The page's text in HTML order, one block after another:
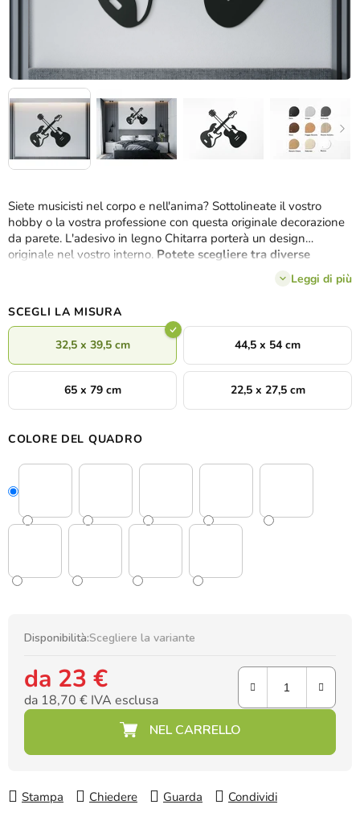
Siete musicisti nel corpo e nell'anima? Sottolineate il vostro
hobby o la vostra professione con questa originale decorazione
da parete. L'adesivo in legno Chitarra porterà un design
originale nel vostro interno. Potete scegliere tra diverse
Leggi di più
SCEGLI LA MISURA
32,5 x 39,5 cm 44,5 x 54 cm
65 x 79 cm 22,5 x 27,5 cm
COLORE DEL QUADRO
Disponibilità:Scegliere la variante
da 23 €
da 18,70 € IVA esclusa
Prezzo della misura:
Stampa Chiedere Guarda Condividi